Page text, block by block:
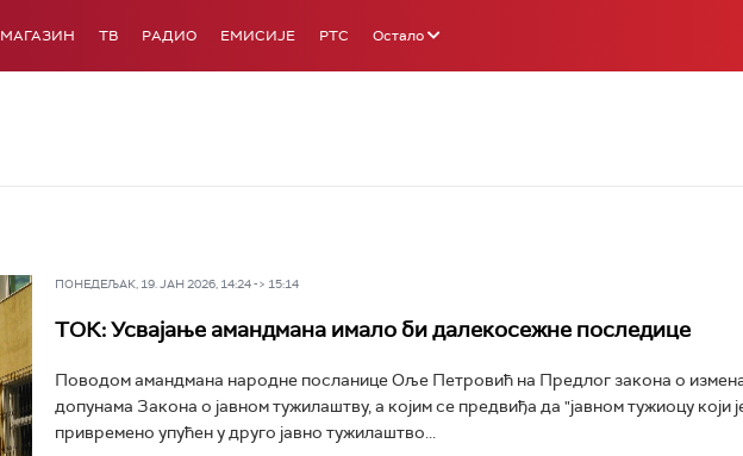
МАГАЗИН ТВ РАДИО ЕМИСИЈЕ РТС Остало
ПОНЕДЕЉАК, 19. ЈАН 2026, 14:24 -> 15:14
ТОК: Усвајање амандмана имало би далекосежне последице
Поводом амандмана народне посланице Оље Петровић на Предлог закона о
допунама Закона о јавном тужилаштву, а којим се предвиђа да "јавном тужиоцу који
привремено упућен у друго јавно тужилаштво...